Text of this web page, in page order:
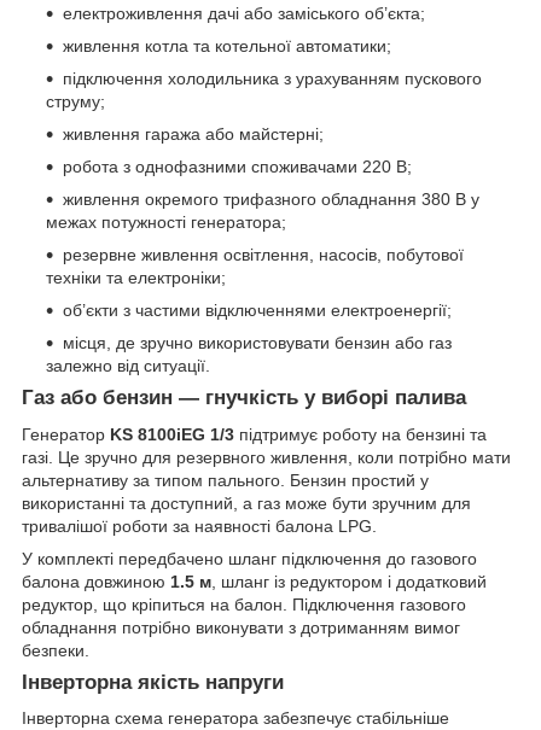
електроживлення дачі або заміського об’єкта;
живлення котла та котельної автоматики;
підключення холодильника з урахуванням пускового
струму;
живлення гаража або майстерні;
робота з однофазними споживачами 220 В;
живлення окремого трифазного обладнання 380 В у
межах потужності генератора;
резервне живлення освітлення, насосів, побутової
техніки та електроніки;
об’єкти з частими відключеннями електроенергії;
місця, де зручно використовувати бензин або газ
залежно від ситуації.
Газ або бензин — гнучкість у виборі палива
Генератор KS 8100iEG 1/3 підтримує роботу на бензині та
газі. Це зручно для резервного живлення, коли потрібно мати
альтернативу за типом пального. Бензин простий у
використанні та доступний, а газ може бути зручним для
тривалішої роботи за наявності балона LPG.
У комплекті передбачено шланг підключення до газового
балона довжиною 1.5 м , шланг із редуктором і додатковий
редуктор, що кріпиться на балон. Підключення газового
обладнання потрібно виконувати з дотриманням вимог
безпеки.
Інверторна якість напруги
Інверторна схема генератора забезпечує стабільніше